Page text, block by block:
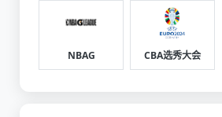
NBAG CBA选秀大会